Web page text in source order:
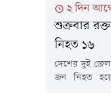
২ দিন
শুক্রবার
নিহত ১৬
দেশের দুই
জন নিহত